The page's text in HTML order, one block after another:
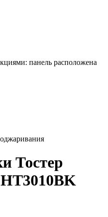
панель расположена
Тостер